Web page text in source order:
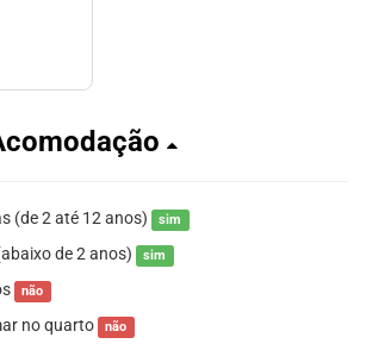
(de 2 até 12 anos) sim
de 2 anos) sim
não
no quarto não